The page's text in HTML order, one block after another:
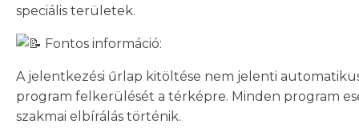
speciális területek.
Fontos információ:
A jelentkezési űrlap kitöltése nem jelenti
program felkerülését a térképre. Minden program
szakmai elbírálás történik.